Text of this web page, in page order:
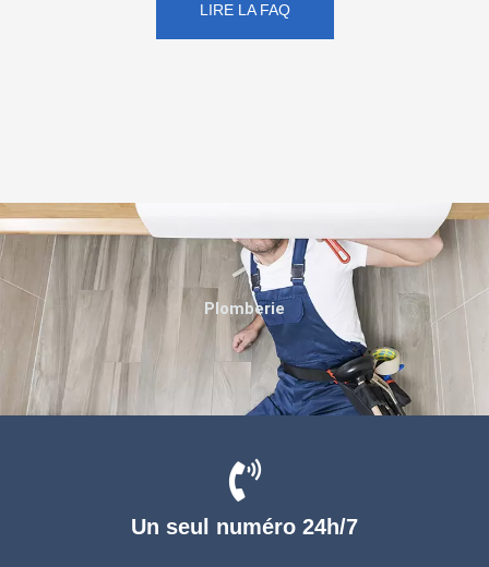
LIRE LA FAQ
Un seul numéro 24h/7
Plomberie